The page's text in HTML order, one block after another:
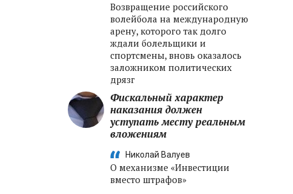
Возвращение российского
волейбола на международную
арену, которого так долго
ждали болельщики и
спортсмены, вновь оказалось
заложником политических
дрязг
Фискальный характер
наказания должен
уступать месту реальным
вложениям
Николай Валуев
О механизме «Инвестиции
вместо штрафов»